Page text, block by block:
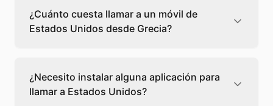
Grecia cuesta 0,02 €/min con Teléfono
Global. Verás el precio exacto antes de
marcar para que sepas qué vas a gastar.
¿Cuánto cuesta llamar a un móvil de
Estados Unidos desde Grecia?
Grecia cuesta 0,02 €/min con Teléfono
Global. Pagas solo los minutos que hablas, sin
cuotas ni permanencia.
¿Necesito instalar alguna aplicación para
llamar a Estados Unidos?